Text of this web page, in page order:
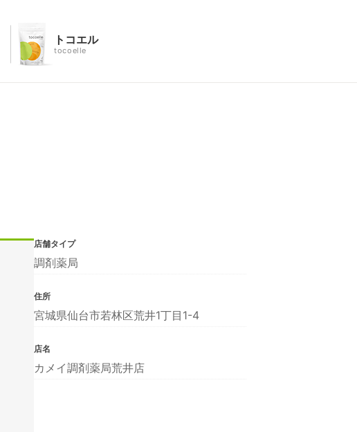
トコエル
tocoelle
店舗タイプ
調剤薬局
住所
宮城県仙台市若林区荒井1丁目1-4
店名
カメイ調剤薬局荒井店